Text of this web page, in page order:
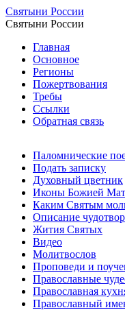
Святыни России
Святыни России
Главная
Основное
Регионы
Пожертвования
Требы
Ссылки
Обратная связь
Паломнические
Подать записку
Духовный цветник
Иконы Божией
Каким Святым
Описание
Жития Святых
Видео
Молитвослов
Проповеди и
Православные
Православная
Православный